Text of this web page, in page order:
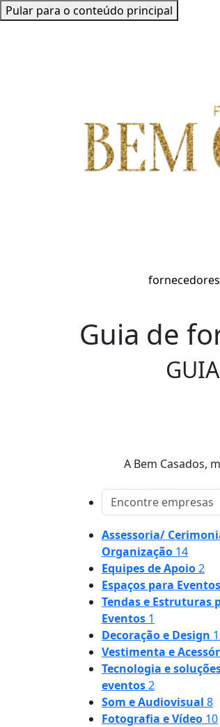
Pular para o conteúdo principal
fornecedores
Guia de
A Bem Casados,
Assessoria/
Organização 14
Equipes de Apoio2
Espaços para Eventos
Tendas e Estruturas
Eventos 1
Decoração e Design
Vestimenta e
Tecnologia e
eventos2
Som e Audiovisual 8
Fotografia e Vídeo 10